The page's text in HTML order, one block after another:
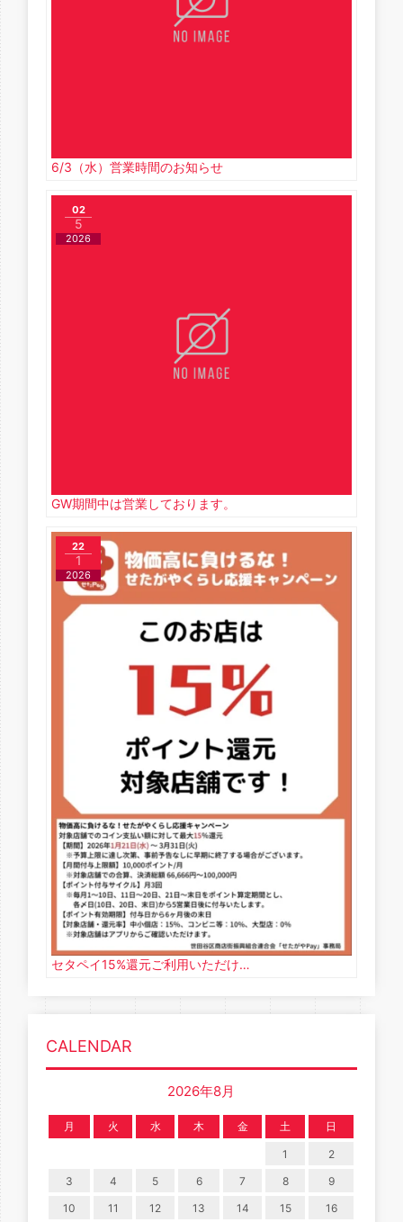
6/3（水）営業時間のお知らせ
GW期間中は営業しております。
02
5
2026
セタペイ15%還元ご利用いただけ…
22
1
2026
CALENDAR
2026年8月
月 火 水 木 金 土 日
1
2
3
4 5 6 7 8
9
10
11 12 13 14 15
16